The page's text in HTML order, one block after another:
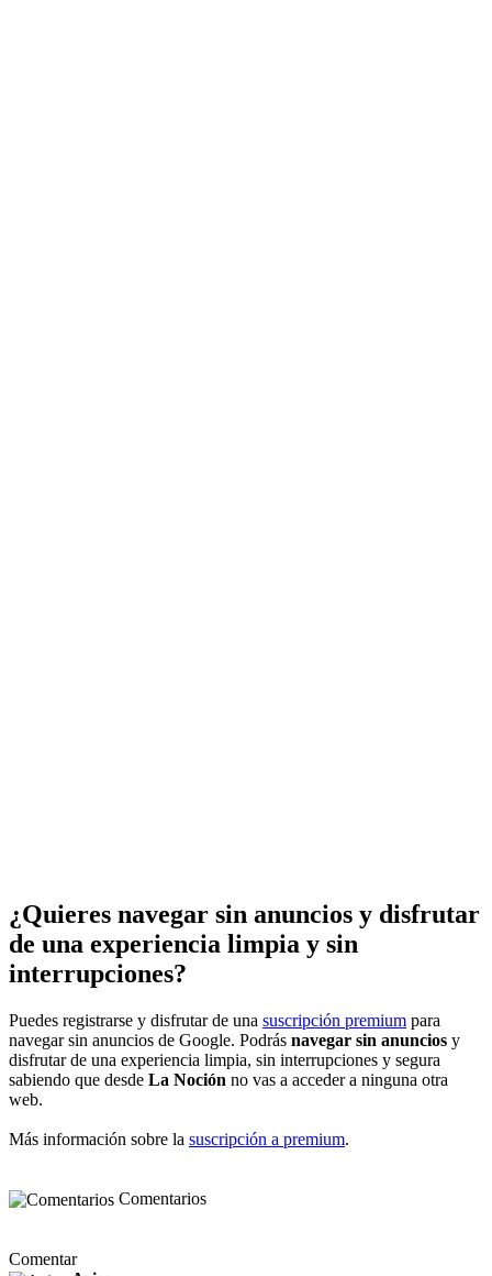
¿Quieres navegar sin anuncios y disfrutar
de una experiencia limpia y sin
interrupciones?
Puedes registrarse y disfrutar de una suscripción premium para
navegar sin anuncios de Google. Podrás navegar sin anuncios y
disfrutar de una experiencia limpia, sin interrupciones y segura
sabiendo que desde La Noción no vas a acceder a ninguna otra
web.
Más información sobre la suscripción a premium.
Comentarios
Comentar